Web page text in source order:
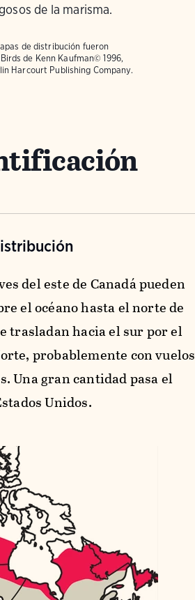
de la marisma.
de distribución fueron
de Kenn Kaufman© 1996,
Harcourt Publishing Company.
del este de Canadá pueden
el océano hasta el norte de
trasladan hacia el sur por el
probablemente con vuelos
Una gran cantidad pasa el
Unidos.